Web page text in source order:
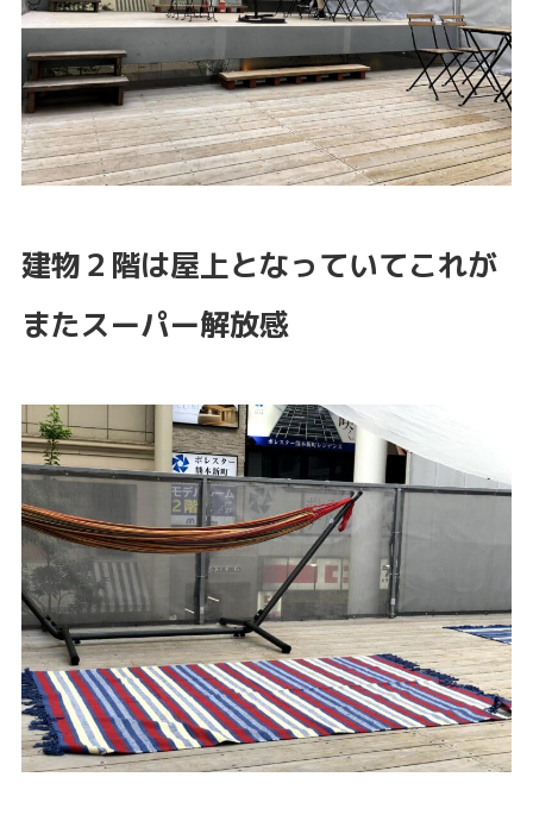
建物２階は屋上となっていてこれが
またスーパー解放感